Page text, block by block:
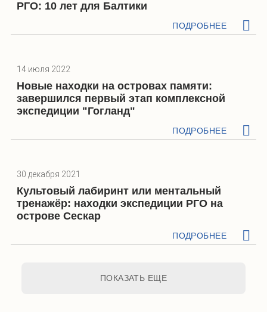
РГО: 10 лет для Балтики
ПОДРОБНЕЕ
14 июля 2022
Новые находки на островах памяти:
завершился первый этап комплексной
экспедиции "Гогланд"
ПОДРОБНЕЕ
30 декабря 2021
Культовый лабиринт или ментальный
тренажёр: находки экспедиции РГО на
острове Сескар
ПОДРОБНЕЕ
ПОКАЗАТЬ ЕЩЕ